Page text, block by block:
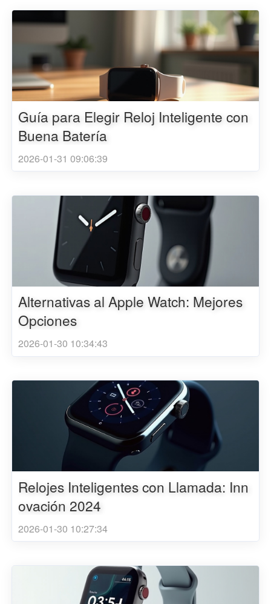
Guía para Elegir Reloj Inteligente con
Buena Batería
2026-01-31 09:06:39
Alternativas al Apple Watch: Mejores
Opciones
2026-01-30 10:34:43
Relojes Inteligentes con Llamada: Inn
ovación 2024
2026-01-30 10:27:34